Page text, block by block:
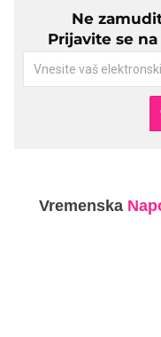
Ne
Prijavite se
Vremenska